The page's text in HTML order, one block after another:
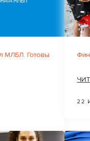
МЛБЛ. Готовы
22